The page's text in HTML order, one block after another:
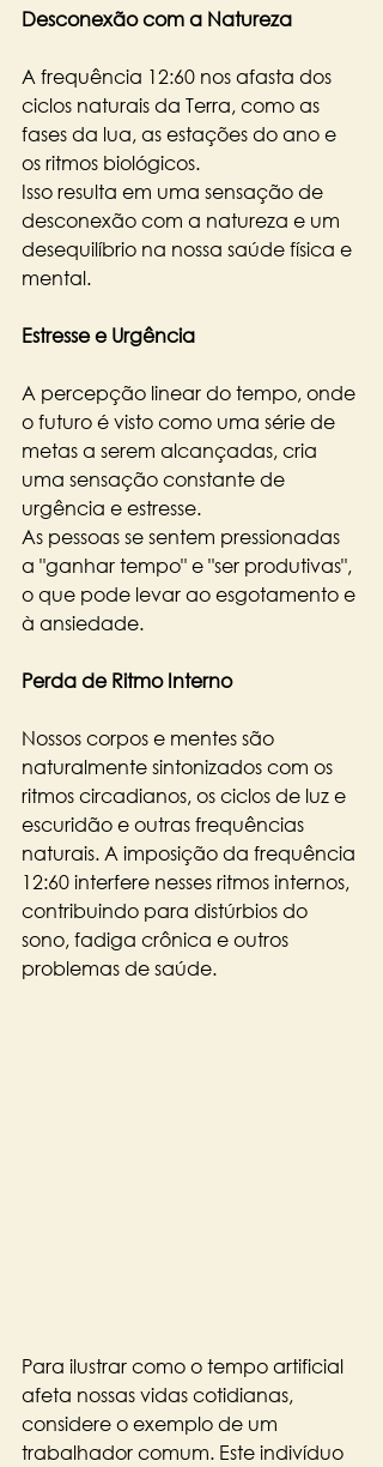
Desconexão com a Natureza
A frequência 12:60 nos afasta dos
ciclos naturais da Terra, como as
fases da lua, as estações do ano e
os ritmos biológicos.
Isso resulta em uma sensação de
desconexão com a natureza e um
desequilíbrio na nossa saúde física e
mental.
Estresse e Urgência
A percepção linear do tempo, onde
o futuro é visto como uma série de
metas a serem alcançadas, cria
uma sensação constante de
urgência e estresse.
As pessoas se sentem pressionadas
a "ganhar tempo" e "ser produtivas",
o que pode levar ao esgotamento e
à ansiedade.
Perda de Ritmo Interno
Nossos corpos e mentes são
naturalmente sintonizados com os
ritmos circadianos, os ciclos de luz e
escuridão e outras frequências
naturais. A imposição da frequência
12:60 interfere nesses ritmos internos,
contribuindo para distúrbios do
sono, fadiga crônica e outros
problemas de saúde.
Para ilustrar como o tempo artificial
afeta nossas vidas cotidianas,
considere o exemplo de um
trabalhador comum. Este indivíduo